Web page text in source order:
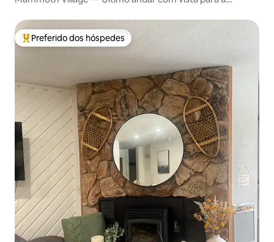
Entre os melhores preferidos dos hóspedes
Preferido dos hóspedes